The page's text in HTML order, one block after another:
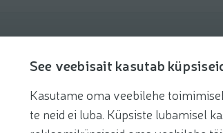
See veebisait kasutab
Kasutame oma veebilehe
te neid ei luba. Küpsiste lubamisel
Soovitatud tooted Kasuta retseptis